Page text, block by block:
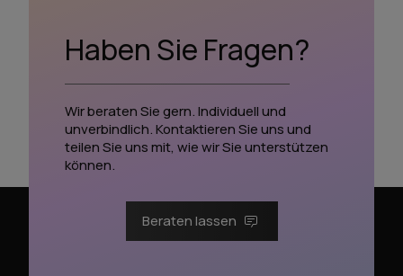
Haben Sie Fragen?
Wir beraten Sie gern. Individuell und
unverbindlich. Kontaktieren Sie uns und
teilen Sie uns mit, wie wir Sie unterstützen
können.
Beraten lassen